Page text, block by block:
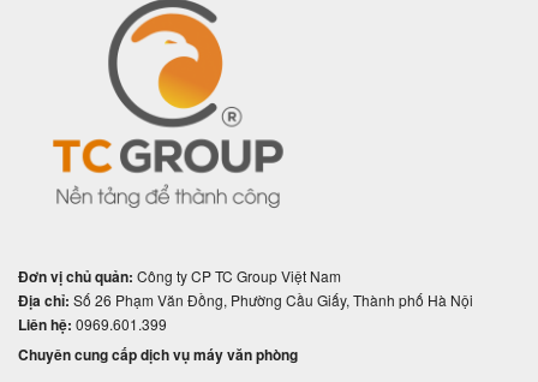
Đơn vị chủ quản: Công ty CP TC Group Việt Nam
Địa chỉ: Số 26 Phạm Văn Đồng, Phường Cầu Giấy, Thành phố Hà Nội
Liên hệ: 0969.601.399
Chuyên cung cấp dịch vụ máy văn phòng